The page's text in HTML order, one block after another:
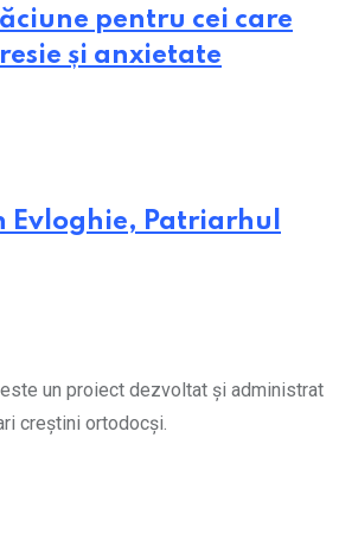
pentru cei care
și anxietate
Patriarhul
un proiect dezvoltat și administrat
creștini ortodocși.